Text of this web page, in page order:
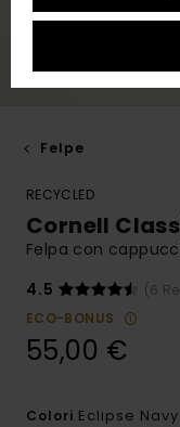
Felpe
RECYCLED
Cornell
Felpa con
4.5
(6
ECO-BONUS
55,00 €
Colori Eclipse Navy